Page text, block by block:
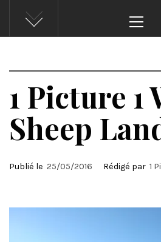
1 Picture 1
Sheep
Publié le 25/05/2016 Rédigé par 1